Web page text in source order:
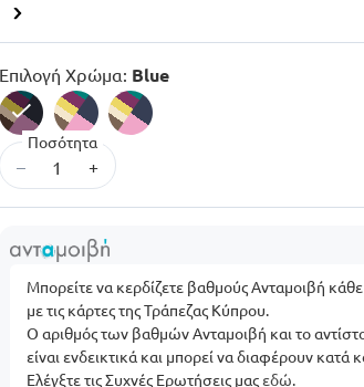
Επιλογή Χρώμα: Blue
selected
Ποσότητα
– +
Μπορείτε να κερδίζετε βαθμούς Ανταμοιβή
με τις κάρτες της Τράπεζας Κύπρου.
Ο αριθμός των βαθμών Ανταμοιβή και το
είναι ενδεικτικά και μπορεί να διαφέρουν
Ελέγξτε τις Συχνές Ερωτήσεις μαςεδώ.